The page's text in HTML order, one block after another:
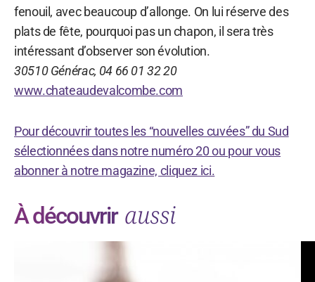
fenouil, avec beaucoup d’allonge. On lui réserve des
plats de fête, pourquoi pas un chapon, il sera très
intéressant d’observer son évolution.
30510 Générac, 04 66 01 32 20
www.chateaudevalcombe.com
Pour découvrir toutes les “nouvelles cuvées” du Sud
sélectionnées dans notre numéro 20 ou pour vous
abonner à notre magazine, cliquez ici.
À découvrir aussi